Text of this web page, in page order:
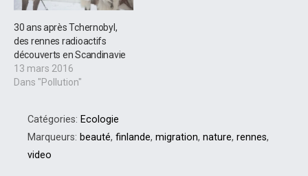
30 ans après Tchernobyl,
des rennes radioactifs
découverts en Scandinavie
13 mars 2016
Dans "Pollution"
Catégories: Ecologie
Marqueurs: beauté, finlande, migration, nature, rennes,
video